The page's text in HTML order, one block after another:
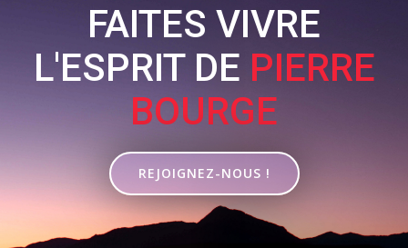
FAITES VIVRE
L'ESPRIT DE PIERRE
BOURGE
REJOIGNEZ-NOUS !